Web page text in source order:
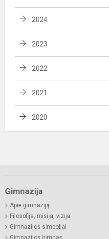
2024
2023
2022
2021
2020
Gimnazija
Apie gimnaziją
Filosofija, misija, vizija
Gimnazijos simboliai